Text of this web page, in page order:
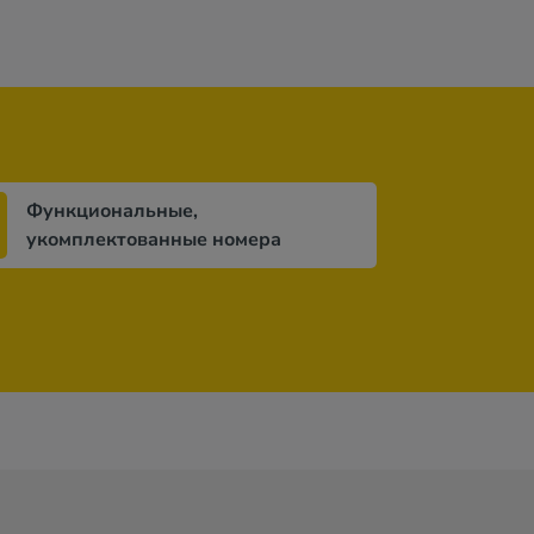
Функциональные,
укомплектованные номера